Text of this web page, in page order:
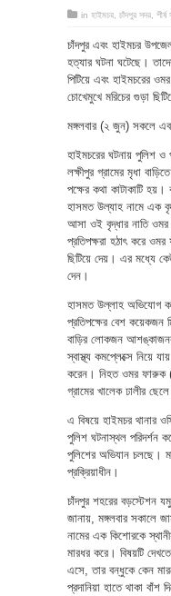
in হাইমচর চাঁদপুর সদর শীর্ষ
চাঁদপুর এবং হাইমচর
হত্যার ঘটনা ঘটেছে।
পিটিয়ে এবং হাইমচরের
চোখেমুখে মরিচের গুড়া
মঙ্গলবার (২ জুন) সকলে
হাইমচরের ঘটনায় পুলিশ ও
লক্ষীপুর গ্রামের মৃধা
পক্ষের কথা কাটাকাটি
হাসমত উল্যাহ নামে এক
আসা ওই বৃদ্ধার নাতি
প্রতিপক্ষরা হঠাৎ করে
ছিটিয়ে দেয়। এর মধ্যে
দেন।
হাসমত উল্লাহ অভিযোগ
প্রতিপক্ষের বেশ কয়েকজন
বাড়ির লোকজন
স্বাস্থ্য কমপ্লেক্সে নিয়ে
করেন। নিহত ওমর ফারুক
গ্রামের খালেক ঢালীর
এ বিষয়ে হাইমচর থানার
পুলিশ ঘটনাস্থল পরিদর্শন
পুলিশের অভিযান চলছে।
প্রক্রিয়াধীন।
চাঁদপুর শহরের বড়স্টেশন
জানায়, মঙ্গলবার সকালে
নামের এক কিশোরকে
মারধর করে। বিষয়টি
এসে, তার বন্ধুকে কেন
প্রদানিয়া হাতে থাকা